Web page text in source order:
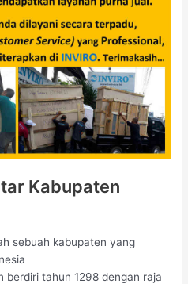
Kabupaten
sebuah kabupaten yang
berdiri tahun 1298 dengan raja